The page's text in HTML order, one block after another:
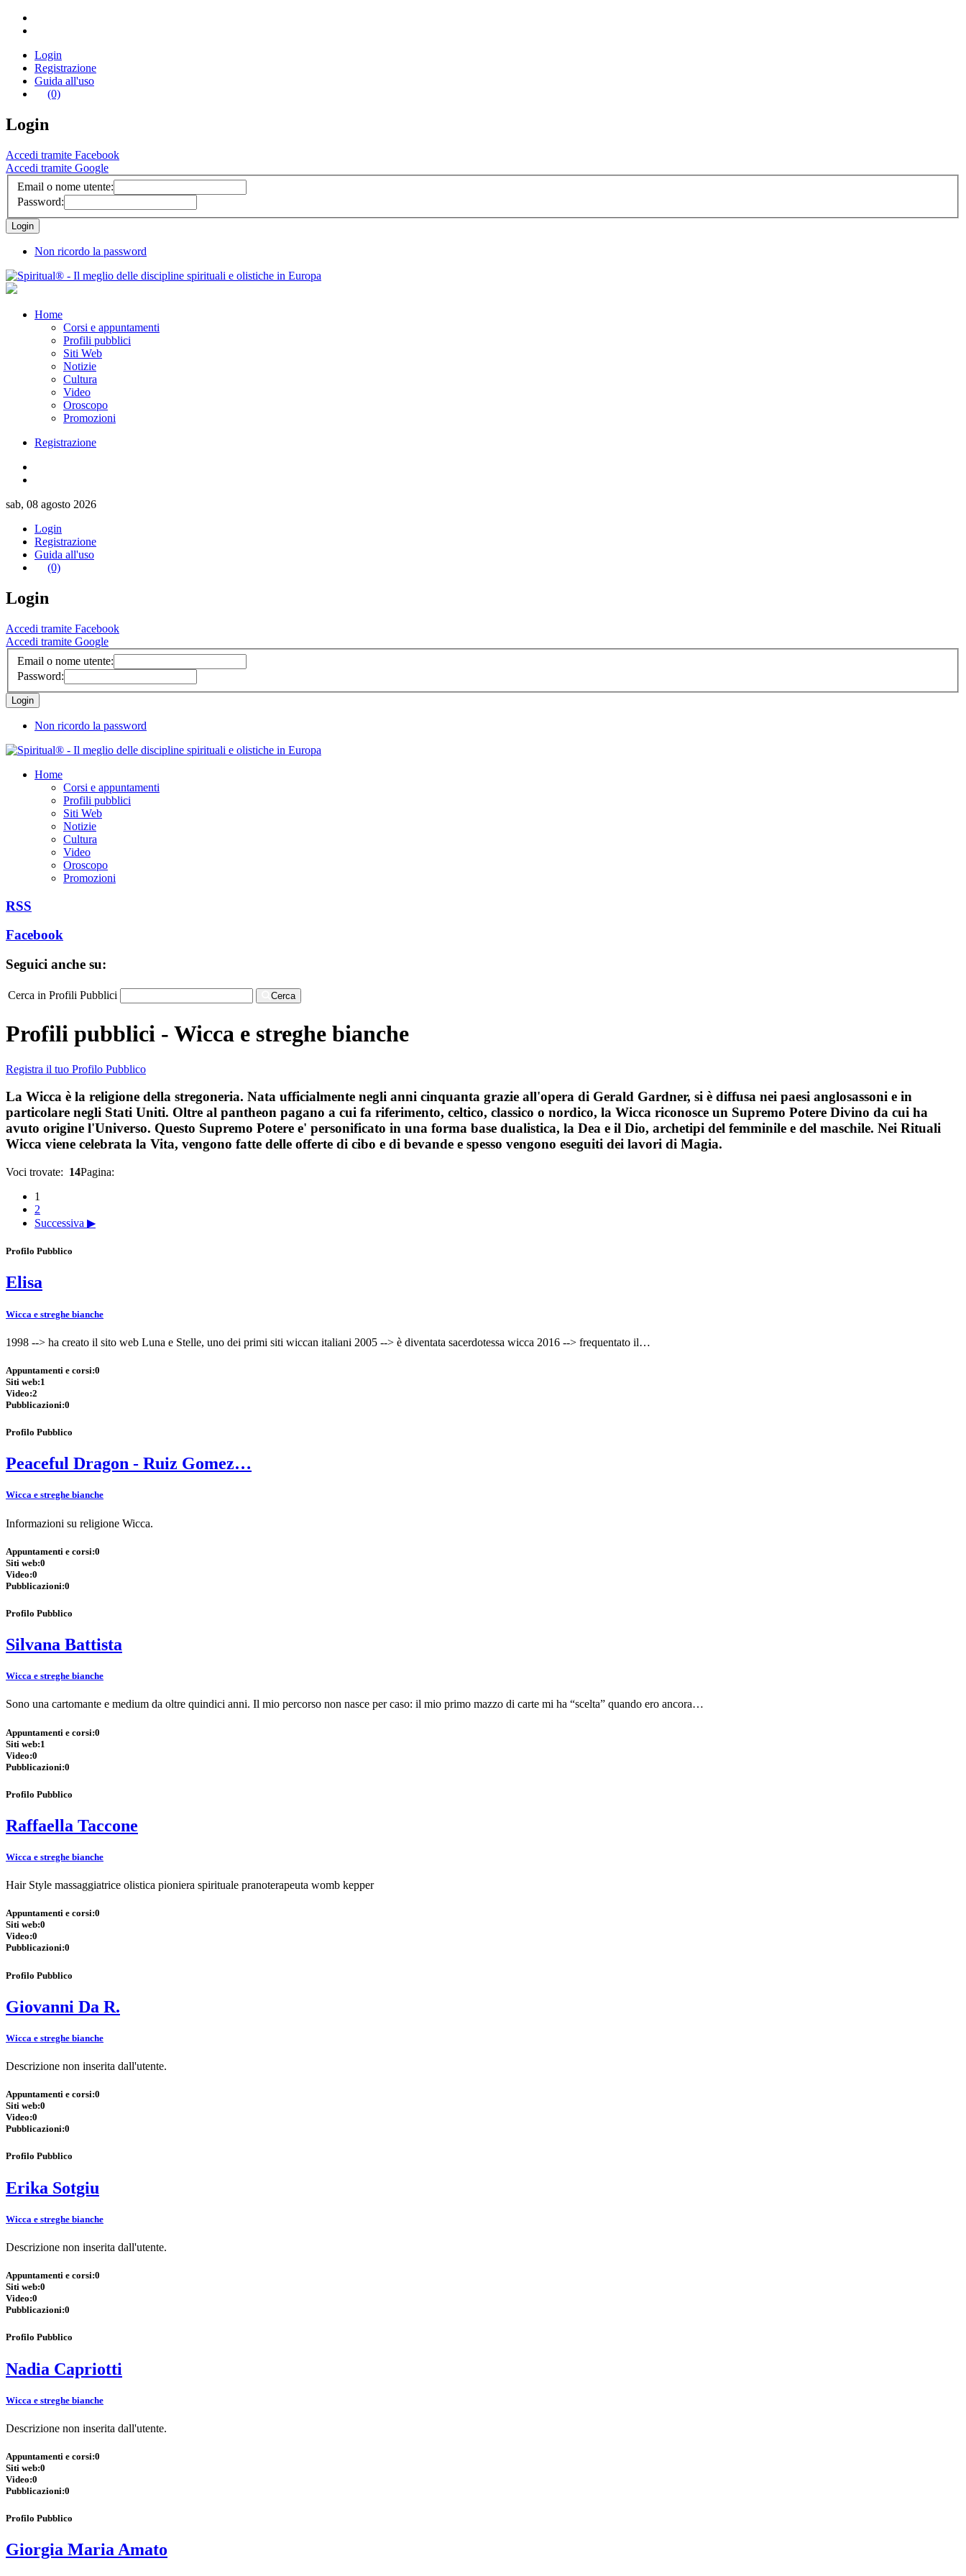
Login
Registrazione
Guida all'uso
(0)
Login
Accedi tramite Facebook
Accedi tramite Google
Email o nome utente:
Password:
Non ricordo la password
Home
Corsi e appuntamenti
Profili pubblici
Siti Web
Notizie
Cultura
Video
Oroscopo
Promozioni
Registrazione
sab, 08 agosto 2026
Login
Registrazione
Guida all'uso
(0)
Login
Accedi tramite Facebook
Accedi tramite Google
Email o nome utente:
Password:
Non ricordo la password
Home
Corsi e appuntamenti
Profili pubblici
Siti Web
Notizie
Cultura
Video
Oroscopo
Promozioni
RSS
Facebook
Seguici anche su:
Cerca in Profili Pubblici Cerca
Profili pubblici - Wicca e streghe bianche
Registra il tuo Profilo Pubblico
La Wicca è la religione della stregoneria. Nata ufficialmente negli anni cinquanta grazie all'opera di Gerald Gardner, si è diffusa nei paesi anglosassoni e in
particolare negli Stati Uniti. Oltre al pantheon pagano a cui fa riferimento, celtico, classico o nordico, la Wicca riconosce un Supremo Potere Divino da cui ha
avuto origine l'Universo. Questo Supremo Potere e' personificato in una forma base dualistica, la Dea e il Dio, archetipi del femminile e del maschile. Nei Rituali
Wicca viene celebrata la Vita, vengono fatte delle offerte di cibo e di bevande e spesso vengono eseguiti dei lavori di Magia.
Voci trovate: 14Pagina:
1
2
Successiva ▶
Profilo Pubblico
Elisa
Wicca e streghe bianche
1998 --> ha creato il sito web Luna e Stelle, uno dei primi siti wiccan italiani 2005 --> è diventata sacerdotessa wicca 2016 --> frequentato il…
Appuntamenti e corsi:0
Siti web:1
Video:2
Pubblicazioni:0
Profilo Pubblico
Peaceful Dragon - Ruiz Gomez…
Wicca e streghe bianche
Informazioni su religione Wicca.
Appuntamenti e corsi:0
Siti web:0
Video:0
Pubblicazioni:0
Profilo Pubblico
Silvana Battista
Wicca e streghe bianche
Sono una cartomante e medium da oltre quindici anni. Il mio percorso non nasce per caso: il mio primo mazzo di carte mi ha “scelta” quando ero ancora…
Appuntamenti e corsi:0
Siti web:1
Video:0
Pubblicazioni:0
Profilo Pubblico
Raffaella Taccone
Wicca e streghe bianche
Hair Style massaggiatrice olistica pioniera spirituale pranoterapeuta womb kepper
Appuntamenti e corsi:0
Siti web:0
Video:0
Pubblicazioni:0
Profilo Pubblico
Giovanni Da R.
Wicca e streghe bianche
Descrizione non inserita dall'utente.
Appuntamenti e corsi:0
Siti web:0
Video:0
Pubblicazioni:0
Profilo Pubblico
Erika Sotgiu
Wicca e streghe bianche
Descrizione non inserita dall'utente.
Appuntamenti e corsi:0
Siti web:0
Video:0
Pubblicazioni:0
Profilo Pubblico
Nadia Capriotti
Wicca e streghe bianche
Descrizione non inserita dall'utente.
Appuntamenti e corsi:0
Siti web:0
Video:0
Pubblicazioni:0
Profilo Pubblico
Giorgia Maria Amato